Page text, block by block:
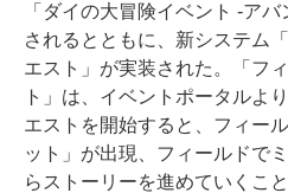
「ダイの大冒険イベント -ア
されるとともに、新システム
エスト」が実装された。「フ
ト」は、イベントポータルよ
エストを開始すると、フィー
ット」が出現、フィールドで
らストーリーを進めていくこと